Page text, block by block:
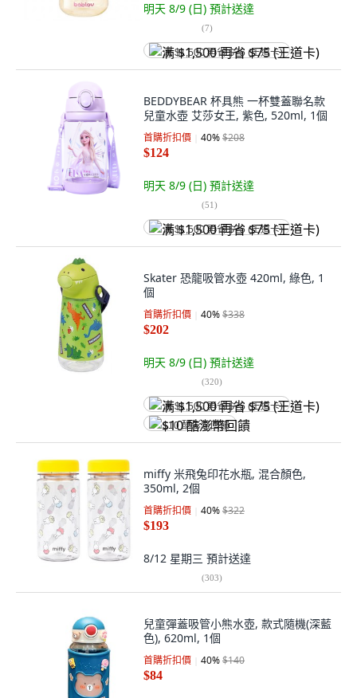
明天 8/9 (日) 預計送達
(7)
满 $1,500 再省 $75 (王道卡)
BEDDYBEAR 杯具熊 一杯雙蓋聯名款
兒童水壺 艾莎女王, 紫色, 520ml, 1個
首購折扣價 40%$208
$124
明天 8/9 (日) 預計送達
(51)
满 $1,500 再省 $75 (王道卡)
Skater 恐龍吸管水壺 420ml, 綠色, 1
個
首購折扣價 40%$338
$202
明天 8/9 (日) 預計送達
(320)
满 $1,500 再省 $75 (王道卡)
$10 酷澎幣回饋
miffy 米飛兔印花水瓶, 混合顏色,
350ml, 2個
首購折扣價 40%$322
$193
8/12 星期三 預計送達
(303)
兒童彈蓋吸管小熊水壺, 款式隨機(深藍
色), 620ml, 1個
首購折扣價 40%$140
$84